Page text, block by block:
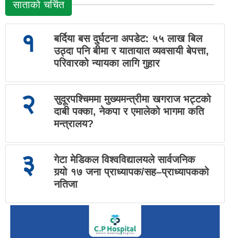
साताको चर्चित
१
बर्दिया बस दुर्घटना अपडेट: ५५ लाख बिल
उठ्दा पनि बीमा र यातायात व्यवसायी बेपत्ता,
परिवारको न्यायका लागि गुहार
२
सुदूरपश्चिममा मुख्यमन्त्रीमा खगराज भट्टको
दाबी पक्का, नेकपा र एमालेको भागमा कति
मन्त्रालय?
३
गेटा मेडिकल विश्वविद्यालयले सार्वजनिक
गर्‍यो १७ जना प्राध्यापक/सह–प्राध्यापकको
नतिजा